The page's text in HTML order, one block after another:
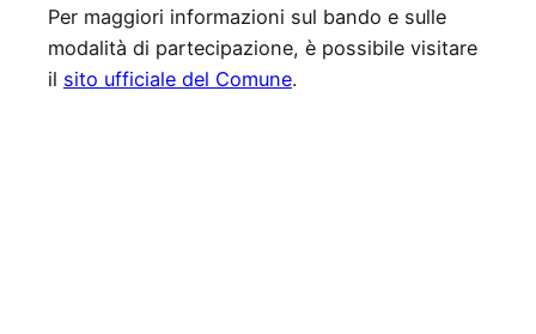
Per maggiori informazioni sul bando e sulle
modalità di partecipazione, è possibile visitare
il sito ufficiale del Comune.